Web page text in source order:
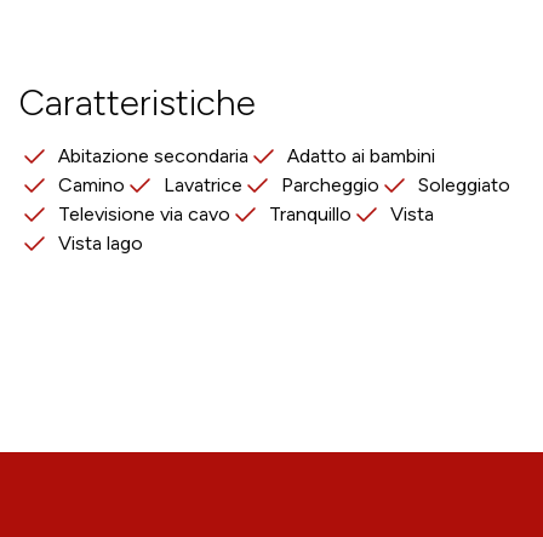
Caratteristiche
Abitazione secondaria
Adatto ai bambini
Camino
Lavatrice Parcheggio
Soleggiato
Televisione via cavo
Tranquillo
Vista
Vista lago